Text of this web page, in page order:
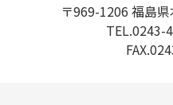
〒969-1206 福島
TEL.0243-